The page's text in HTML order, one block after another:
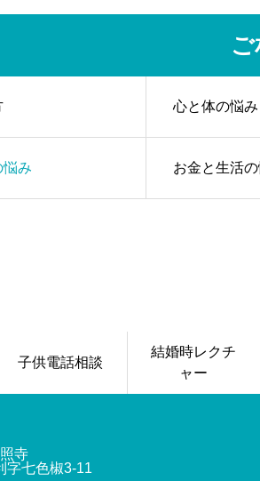
心と体の悩み
悩み お金と生活
子供電話相談
結婚時レクチ
ャー
寺
字七色椒3-11